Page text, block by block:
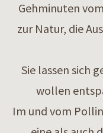
Gehminuten vom
zur Natur, die
Sie lassen sich
wollen
Im und vom